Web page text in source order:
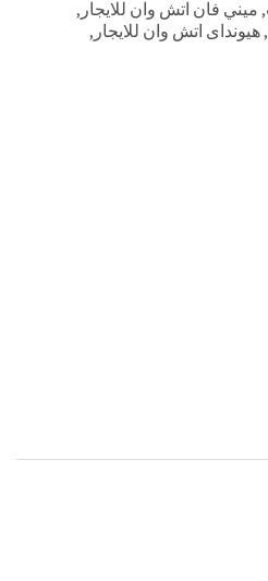
, ميني فان اتش وان للايجار ,
,هيونداى اتش وان للايجار ,